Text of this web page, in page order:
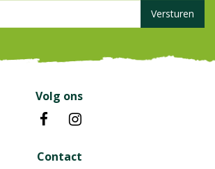
Volg ons
Contact